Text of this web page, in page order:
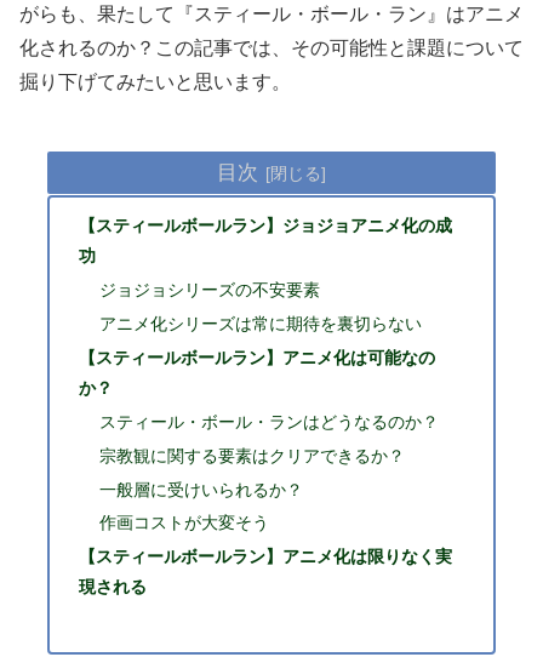
がらも、果たして『スティール・ボール・ラン』はアニメ
化されるのか？この記事では、その可能性と課題について
掘り下げてみたいと思います。
目次
【スティールボールラン】ジョジョアニメ化の成
功
ジョジョシリーズの不安要素
アニメ化シリーズは常に期待を裏切らない
【スティールボールラン】アニメ化は可能なの
か？
スティール・ボール・ランはどうなるのか？
宗教観に関する要素はクリアできるか？
一般層に受けいられるか？
作画コストが大変そう
【スティールボールラン】アニメ化は限りなく実
現される